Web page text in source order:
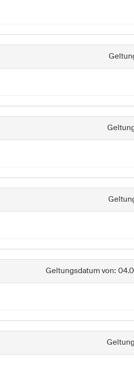
Geltungsdatum von: